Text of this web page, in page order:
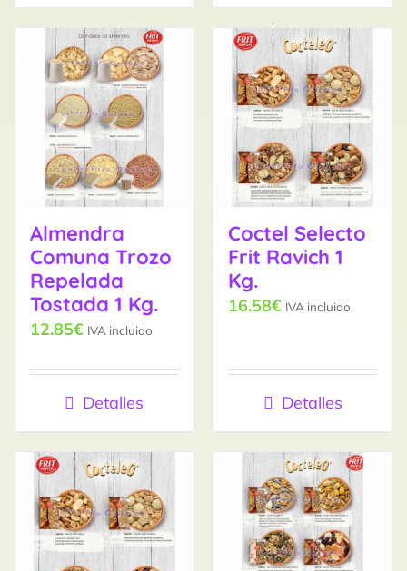
Almendra
Comuna Trozo
Repelada
Tostada 1 Kg.
12.85€ IVA incluido
Detalles
Coctel Selecto
Frit Ravich 1
Kg.
16.58€ IVA incluido
Detalles